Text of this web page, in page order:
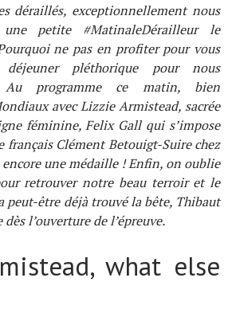
déraillés, exceptionnellement nous
une petite #MatinaleDérailleur le
ne pas en profiter pour vous
pléthorique pour nous
Au programme ce matin, bien
avec Lizzie Armistead, sacrée
féminine, Felix Gall qui s’impose
français Clément Betouigt-Suire chez
une médaille ! Enfin, on oublie
retrouver notre beau terroir et le
peut-être déjà trouvé la bête, Thibaut
l’ouverture de l’épreuve.
what else